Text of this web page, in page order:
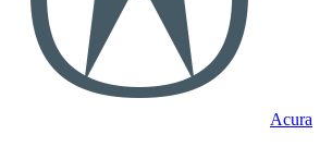
Acura